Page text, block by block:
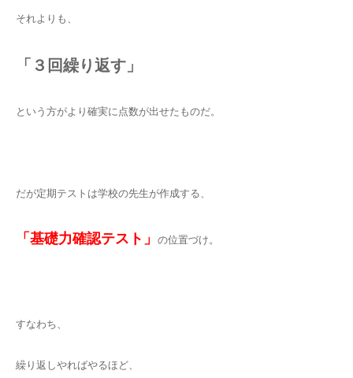
それよりも、
「３回繰り返す」
という方がより確実に点数が出せたものだ。
だが定期テストは学校の先生が作成する、
「基礎力確認テスト」 の位置づけ。
すなわち、
繰り返しやればやるほど、